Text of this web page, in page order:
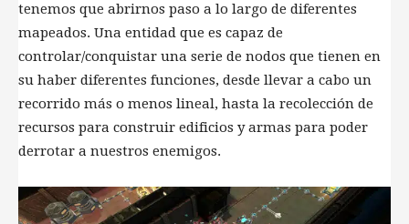
tenemos que abrirnos paso a lo largo de diferentes
mapeados. Una entidad que es capaz de
controlar/conquistar una serie de nodos que tienen en
su haber diferentes funciones, desde llevar a cabo un
recorrido más o menos lineal, hasta la recolección de
recursos para construir edificios y armas para poder
derrotar a nuestros enemigos.